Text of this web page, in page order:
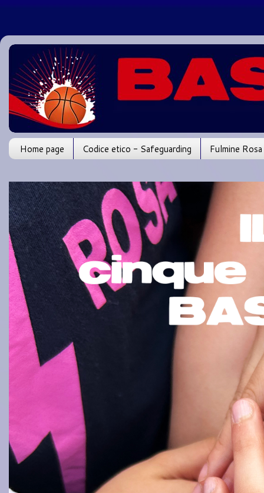
Home page Codice etico - Safeguarding Fulmine Rosa